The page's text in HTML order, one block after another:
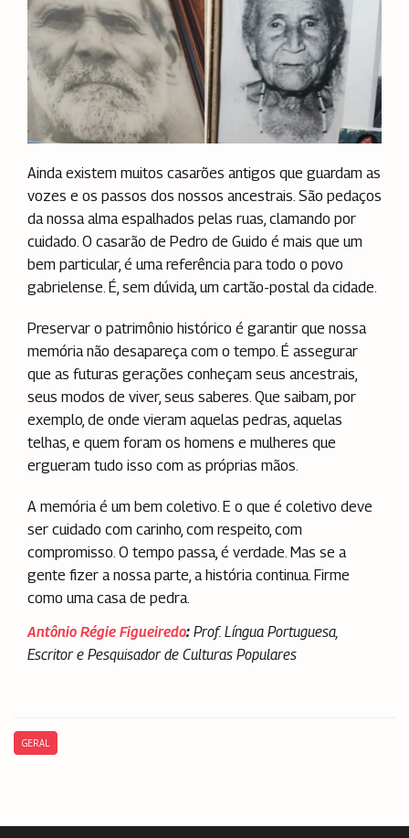
Ainda existem muitos casarões antigos que guardam as
vozes e os passos dos nossos ancestrais. São pedaços
da nossa alma espalhados pelas ruas, clamando por
cuidado. O casarão de Pedro de Guido é mais que um
bem particular, é uma referência para todo o povo
gabrielense. É, sem dúvida, um cartão-postal da cidade.
Preservar o patrimônio histórico é garantir que nossa
memória não desapareça com o tempo. É assegurar
que as futuras gerações conheçam seus ancestrais,
seus modos de viver, seus saberes. Que saibam, por
exemplo, de onde vieram aquelas pedras, aquelas
telhas, e quem foram os homens e mulheres que
ergueram tudo isso com as próprias mãos.
A memória é um bem coletivo. E o que é coletivo deve
ser cuidado com carinho, com respeito, com
compromisso. O tempo passa, é verdade. Mas se a
gente fizer a nossa parte, a história continua. Firme
como uma casa de pedra.
Antônio Régie Figueiredo: Prof. Língua Portuguesa,
Escritor e Pesquisador de Culturas Populares
GERAL